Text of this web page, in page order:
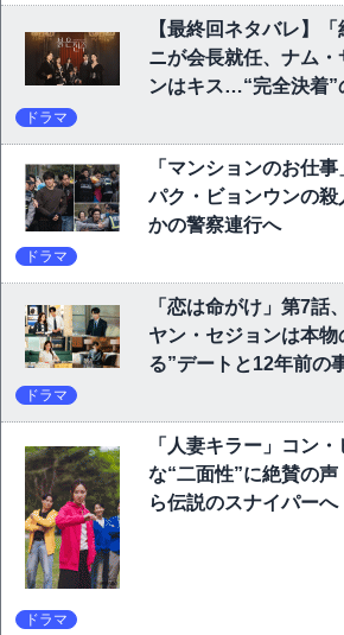
【最終回ネタバレ】
ニが会長就任、ナム
ンはキス…“完全決着”
ドラマ
「マンションのお仕
パク・ビョンウンの殺
かの警察連行へ
ドラマ
「恋は命がけ」第7話
ヤン・セジョンは本
る”デートと12年前の
ドラマ
「人妻キラー」コン
な“二面性”に絶賛の
ら伝説のスナイパーへ
ドラマ